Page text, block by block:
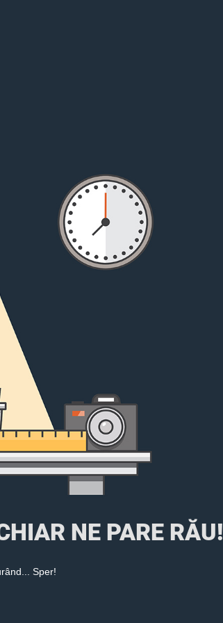
NE PARE RĂU!
Sper!